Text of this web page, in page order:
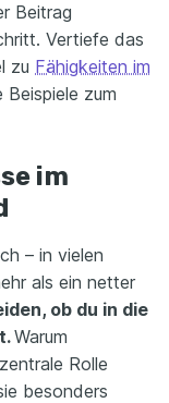
Beitrag
Vertiefe das
zu Fähigkeiten im
zum
im
– in vielen
als ein netter
ob du in die
Warum
Rolle
besonders